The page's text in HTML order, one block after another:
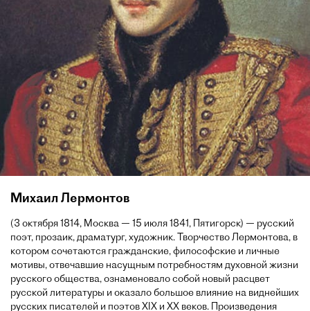
Михаил Лермонтов
(3 октября 1814, Москва — 15 июля 1841, Пятигорск) — русский
поэт, прозаик, драматург, художник. Творчество Лермонтова, в
котором сочетаются гражданские, философские и личные
мотивы, отвечавшие насущным потребностям духовной жизни
русского общества, ознаменовало собой новый расцвет
русской литературы и оказало большое влияние на виднейших
русских писателей и поэтов XIX и XX веков. Произведения